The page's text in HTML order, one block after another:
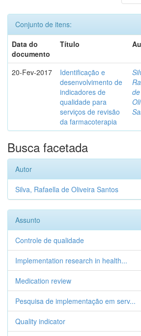
Conjunto de itens:
Data do
documento
Título
20-Fev-2017
Identificação e
desenvolvimento de
indicadores de
qualidade para
serviços de revisão
da farmacoterapia
de
Busca facetada
Autor
Silva, Rafaella de Oliveira Santos
Assunto
Controle de qualidade
Implementation research in health...
Medication review
Pesquisa de implementação em serv...
Quality indicator